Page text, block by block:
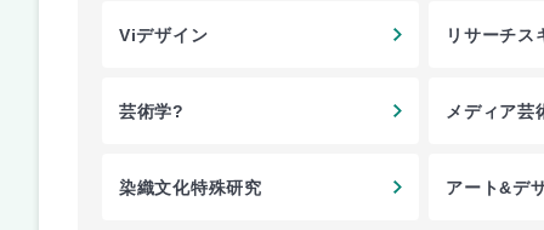
Viデザイン リサーチス
芸術学? メディア芸
染織文化特殊研究 アート&デ